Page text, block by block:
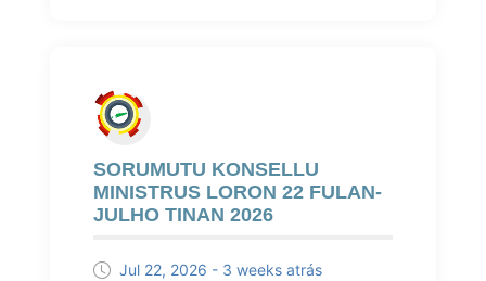
SORUMUTU KONSELLU
MINISTRUS LORON 22 FULAN-
JULHO TINAN 2026
Jul 22, 2026 - 3 weeks atrás